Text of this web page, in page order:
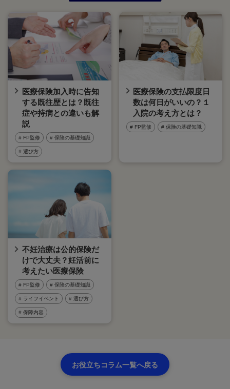
医療保険加入時に告知
する既往歴とは？既往
症や持病との違いも解
説
# FP監修 # 保険の基礎知識
# 選び方
医療保険の支払限度日
数は何日がいいの？１
入院の考え方とは？
# FP監修 # 保険の基礎知識
不妊治療は公的保険だ
けで大丈夫？妊活前に
考えたい医療保険
# FP監修 # 保険の基礎知識
# ライフイベント # 選び方
# 保障内容
お役立ちコラム一覧へ戻る